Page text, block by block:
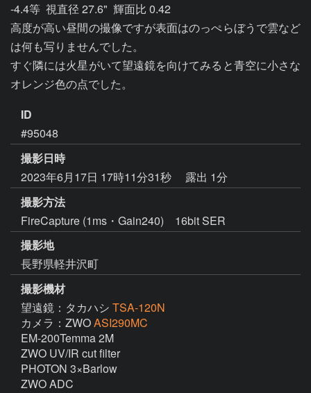
-4.4等  視直径 27.6"  輝面比 0.42
高度が高い昼間の撮像ですが表面はのっぺらぼうで雲など
は何も写りませんでした。
すぐ隣には火星がいて望遠鏡を向けてみると青空に小さな
オレンジ色の点でした。
ID
#95048
撮影日時
2023年6月17日 17時11分31秒
露出 1分
撮影方法
FireCapture (1ms・Gain240) 16bit SER
撮影地
長野県軽井沢町
撮影機材
望遠鏡：タカハシ TSA-120N
カメラ：ZWOASI290MC
EM-200Temma 2M
ZWO UV/IR cut filter
PHOTON 3×Barlow
ZWO ADC